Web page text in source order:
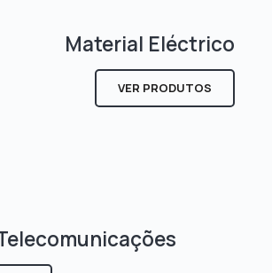
Material Eléctrico
VER PRODUTOS